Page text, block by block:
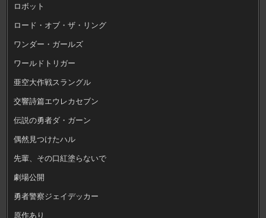
ロボット
ロード・オブ・ザ・リング
ワンダー・ガールズ
ワールドトリガー
亜空大作戦スラングル
交響詩篇エウレカセブン
伝説の勇者ダ・ガーン
偶然見つけたハル
先輩、その口紅塗らないで
劇場公開
勇者警察ジェイデッカー
原作あり